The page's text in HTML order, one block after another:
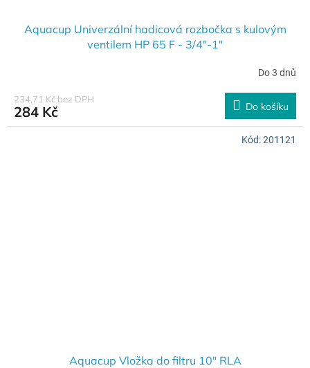
Aquacup Univerzální hadicová rozbočka s kulovým
ventilem HP 65 F - 3/4"-1"
Do 3 dnů
234,71 Kč bez DPH
284 Kč Do košíku
Aquacup Vložka do filtru 10" RLA
Kód:201121